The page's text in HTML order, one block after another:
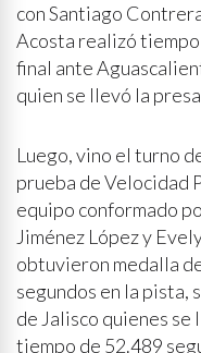
con Santiago
Acosta realizó tiempo
final ante
quien se llevó la
Luego, vino el turno
prueba de Velocidad
equipo conformado
Jiménez López y
obtuvieron medalla
segundos en la pista,
de Jalisco quienes se
tiempo de 52.489